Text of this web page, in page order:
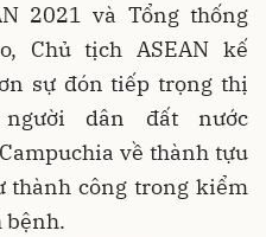
2021 và Tổng thống
Chủ tịch ASEAN kế
sự đón tiếp trọng thị
dân đất nước
về thành tựu
thành công trong kiểm
bệnh.